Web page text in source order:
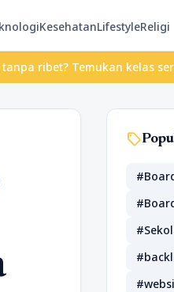
KesehatanLifestyleReligi
Temukan kelas seru dan
sell